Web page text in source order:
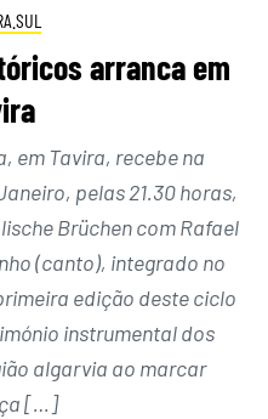
arranca em
em Tavira, recebe na
pelas 21.30 horas,
Brüchen com Rafael
(canto), integrado no
edição deste ciclo
instrumental dos
algarvia ao marcar
[…]